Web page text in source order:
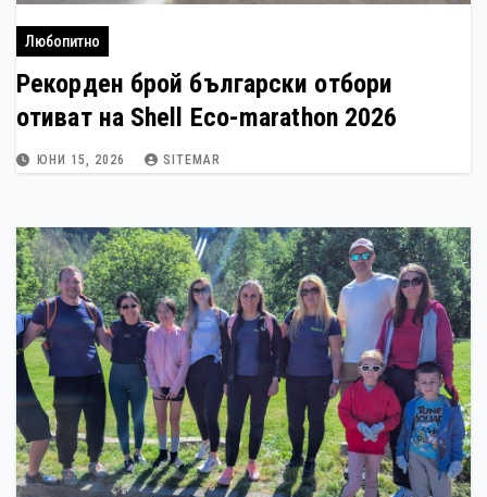
Любопитно
Рекорден брой български отбори
отиват на Shell Eco-marathon 2026
ЮНИ 15, 2026 SITEMAR